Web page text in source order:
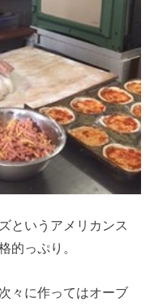
というアメリカンス
的っぷり。
々に作ってはオーブ